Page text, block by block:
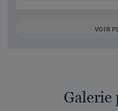
VOIR
Galerie